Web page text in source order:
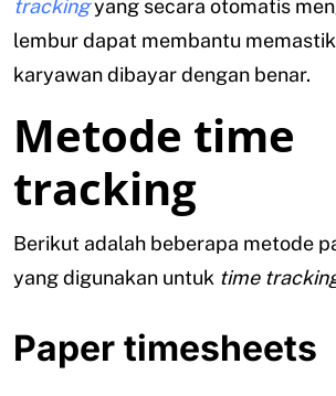
trackingyang secara otomatis
lembur dapat membantu
karyawan dibayar dengan benar.
Metode time
tracking
Berikut adalah beberapa metode
yang digunakan untuk time
Paper timesheets